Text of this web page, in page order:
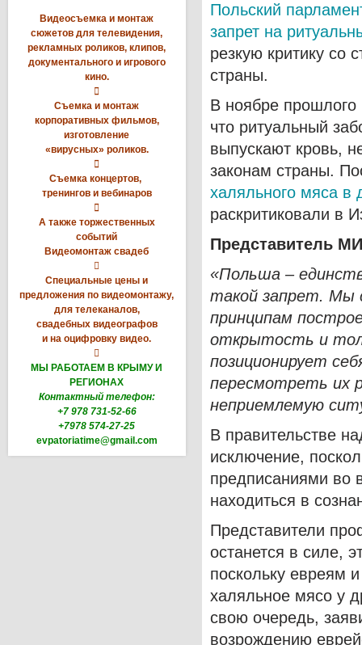
Видеосъемка и монтаж
сюжетов для телевидения,
рекламных роликов, клипов,
документального и игрового
кино.

Съемка и монтаж
корпоративных фильмов,
изготовление
«вирусных» роликов.

Съемка концертов,
тренингов и вебинаров

А также торжественных
событий
Видеомонтаж свадеб

Специальные цены и
предложения по видеомонтажу,
для телеканалов,
свадебных видеографов
и на оцифровку видео.

МЫ РАБОТАЕМ В КРЫМУ И
РЕГИОНАХ
Контактный телефон:
+7 978 731-52-66
+7978 574-27-25
evpatoriatime@gmail.com
Польский
запрет на
резкую критику со
страны.
В ноябре прошлого
что ритуальный
выпускают кровь,
законам страны.
халяльного мяса в
раскритиковали в
Представитель
«Польша –
такой запрет. Мы
принципам
открытость и
позиционирует
пересмотреть их
неприемлемую
В правительстве
исключение,
предписаниями во
находиться в
Представители
останется в силе,
поскольку евреям
халяльное мясо у
свою очередь,
возрождению